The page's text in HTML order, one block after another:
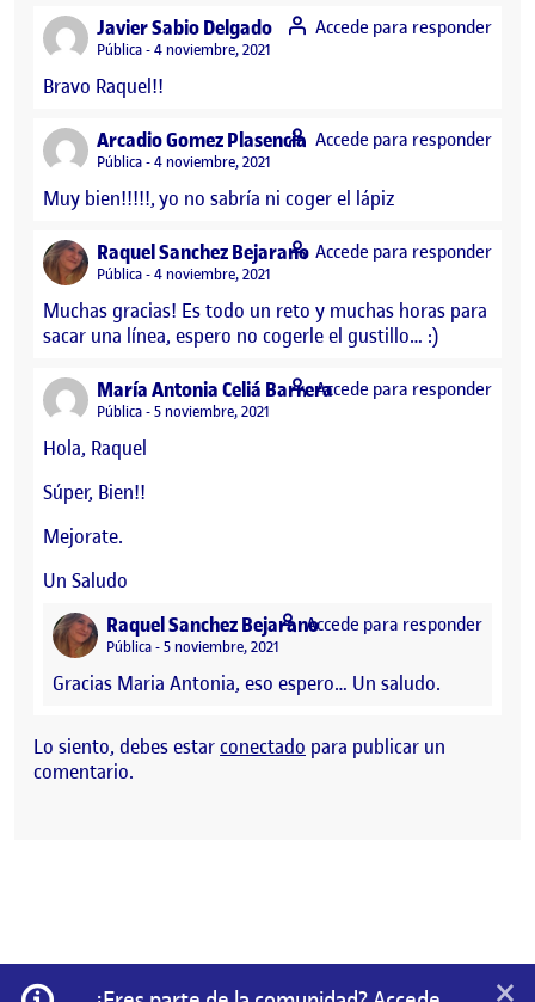
Javier Sabio Delgadosays:
Visibilidad:
Pública 4 noviembre, 2021
Bravo Raquel!!
Accede para responder
Arcadio Gomez Plasencia says:
Visibilidad:
Pública 4 noviembre, 2021
Muy bien!!!!!, yo no sabría ni coger el lápiz
Accede para responder
Raquel Sanchez Bejaranosays:
Visibilidad:
Pública 4 noviembre, 2021
Muchas gracias! Es todo un reto y muchas horas para
sacar una línea, espero no cogerle el gustillo… :)
Accede para responder
María Antonia Celiá Barrerasays:
Visibilidad:
Pública 5 noviembre, 2021
Hola, Raquel
Súper, Bien!!
Mejorate.
Un Saludo
Accede para responder
Raquel Sanchez Bejaranosays:
Visibilidad:
Pública 5 noviembre, 2021
Gracias Maria Antonia, eso espero… Un saludo.
Accede para responder
Lo siento, debes estarconectado para publicar un
comentario.
Información